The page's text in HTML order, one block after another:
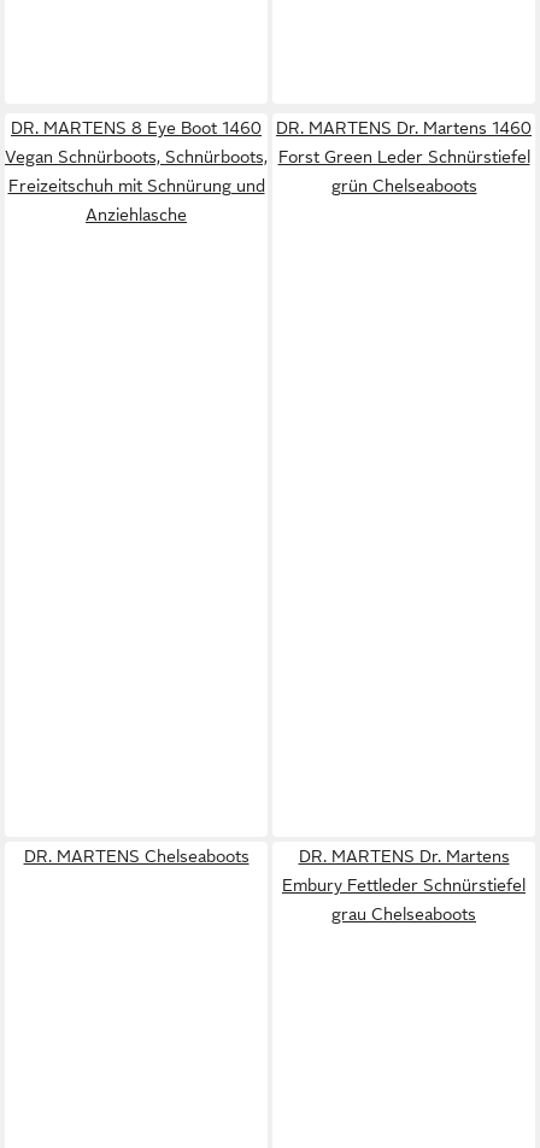
DR. MARTENS 8 Eye Boot 1460
Vegan Schnürboots, Schnürboots,
Freizeitschuh mit Schnürung und
Anziehlasche
DR. MARTENS Dr. Martens 1460
Forst Green Leder Schnürstiefel
grün Chelseaboots
DR. MARTENS Chelseaboots
DR. MARTENS Dr. Martens
Embury Fettleder Schnürstiefel
grau Chelseaboots